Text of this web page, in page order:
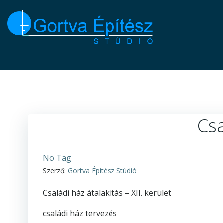
content
No Tag
Szerző: Gortva Építész Stúdió
Családi ház átalakítás – XII. kerület
családi ház tervezés